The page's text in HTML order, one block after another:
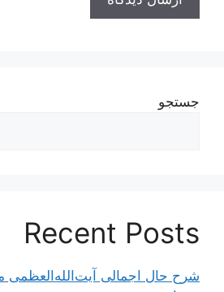
جستجو
Recent Posts
شرح حال اجمالی آیت‌الله‌العظمی